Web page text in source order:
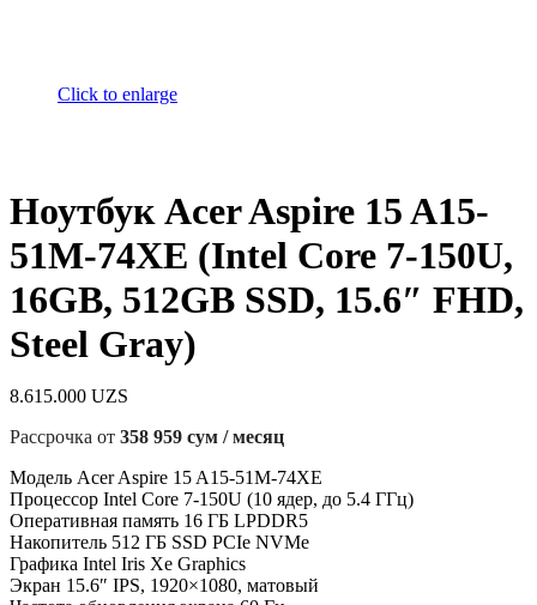
Click to enlarge
Ноутбук Acer Aspire 15 A15-
51M-74XE (Intel Core 7-150U,
16GB, 512GB SSD, 15.6″ FHD,
Steel Gray)
8.615.000 UZS
Рассрочка от 358 959 сум / месяц
Модель Acer Aspire 15 A15-51M-74XE
Процессор Intel Core 7-150U (10 ядер, до 5.4 ГГц)
Оперативная память 16 ГБ LPDDR5
Накопитель 512 ГБ SSD PCIe NVMe
Графика Intel Iris Xe Graphics
Экран 15.6″ IPS, 1920×1080, матовый